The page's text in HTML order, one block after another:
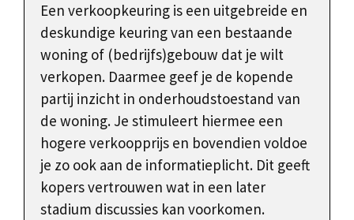
Een verkoopkeuring is een uitgebreide en
deskundige keuring van een bestaande
woning of (bedrijfs)gebouw dat je wilt
verkopen. Daarmee geef je de kopende
partij inzicht in onderhoudstoestand van
de woning. Je stimuleert hiermee een
hogere verkoopprijs en bovendien voldoe
je zo ook aan de informatieplicht. Dit geeft
kopers vertrouwen wat in een later
stadium discussies kan voorkomen.